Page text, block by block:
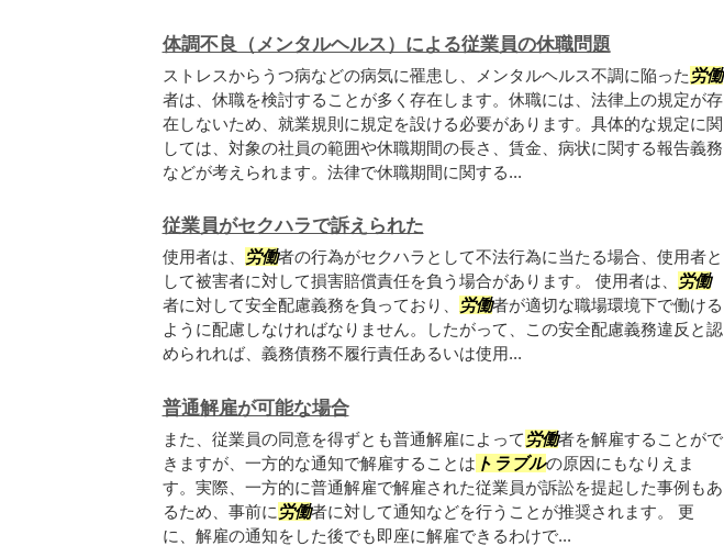
体調不良（メンタルヘルス）による従業員の休職問題
ストレスからうつ病などの病気に罹患し、メンタルヘルス不調に陥った 労働
者は、休職を検討することが多く存在します。休職には、法律上の規定が存
在しないため、就業規則に規定を設ける必要があります。具体的な規定に関
しては、対象の社員の範囲や休職期間の長さ、賃金、病状に関する報告義務
などが考えられます。法律で休職期間に関する...
従業員がセクハラで訴えられた
使用者は、 労働者の行為がセクハラとして不法行為に当たる場合、使用者と
して被害者に対して損害賠償責任を負う場合があります。 使用者は、
労働
者に対して安全配慮義務を負っており、
労働者が適切な職場環境下で働ける
ように配慮しなければなりません。したがって、この安全配慮義務違反と認
められれば、義務債務不履行責任あるいは使用...
普通解雇が可能な場合
また、従業員の同意を得ずとも普通解雇によって 労働者を解雇することがで
きますが、一方的な通知で解雇することは トラブルの原因にもなりえま
す。実際、一方的に普通解雇で解雇された従業員が訴訟を提起した事例もあ
るため、事前に 労働者に対して通知などを行うことが推奨されます。 更
に、解雇の通知をした後でも即座に解雇できるわけで...